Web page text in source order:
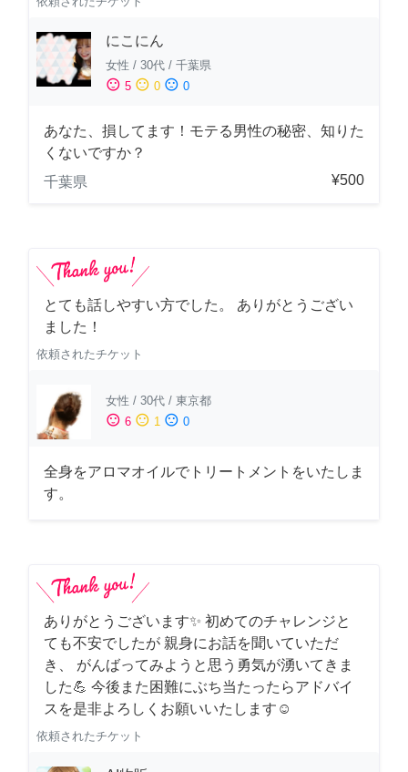
にこにん
女性 / 30代 / 千葉県
sentiment_satisfied 5 sentiment_neutral 0 sentiment_dissatisfied 0
あなた、損してます！モテる男性の秘密、知りた
くないですか？
千葉県
¥500
とても話しやすい方でした。 ありがとうござい
ました！
依頼されたチケット
女性 / 30代 / 東京都
sentiment_satisfied 6 sentiment_neutral 1 sentiment_dissatisfied 0
全身をアロマオイルでトリートメントをいたしま
す。
ありがとうございます✨ 初めてのチャレンジと
ても不安でしたが 親身にお話を聞いていただ
き、 がんばってみようと思う勇気が湧いてきま
した💪 今後また困難にぶち当たったらアドバイ
スを是非よろしくお願いいたします☺️
依頼されたチケット